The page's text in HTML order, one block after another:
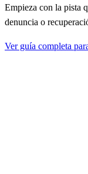
Empieza con la pista
denuncia o
Ver guía completa